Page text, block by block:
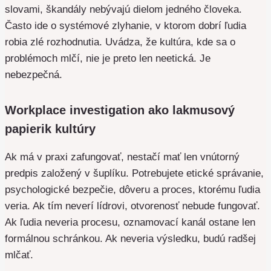
slovami, škandály nebývajú dielom jedného človeka.
Často ide o systémové zlyhanie, v ktorom dobrí ľudia
robia zlé rozhodnutia. Uvádza, že kultúra, kde sa o
problémoch mlčí, nie je preto len neetická. Je
nebezpečná.
Workplace investigation ako lakmusový
papierik kultúry
Ak má v praxi zafungovať, nestačí mať len vnútorný
predpis založený v šuplíku. Potrebujete etické správanie,
psychologické bezpečie, dôveru a proces, ktorému ľudia
veria. Ak tím neverí lídrovi, otvorenosť nebude fungovať.
Ak ľudia neveria procesu, oznamovací kanál ostane len
formálnou schránkou. Ak neveria výsledku, budú radšej
mlčať.